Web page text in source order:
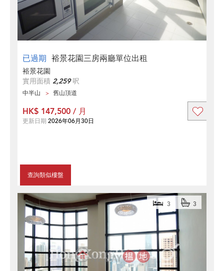
已過期 裕景花園三房兩廳單位出租
裕景花園
實用面積 2,259呎
中半山 舊山頂道
查詢類似樓盤
HK$ 147,500 / 月
更新日期 2026年06月30日
3 3